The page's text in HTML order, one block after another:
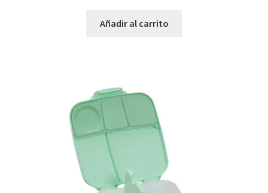
Añadir al carrito